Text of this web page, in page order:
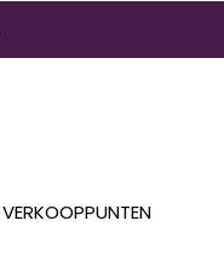
VERKOOPPUNTEN